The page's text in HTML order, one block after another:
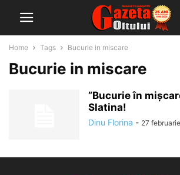
Home Tags Bucurie in miscare
Bucurie in miscare
”Bucurie în
Slatina!
Dinu Florina - 27